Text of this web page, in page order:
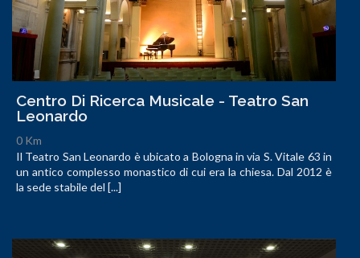
Centro Di Ricerca Musicale - Teatro San
Leonardo
0 Km
Il Teatro San Leonardo è ubicato a Bologna in via S. Vitale 63 in
un antico complesso monastico di cui era la chiesa. Dal 2012 è
la sede stabile del [...]